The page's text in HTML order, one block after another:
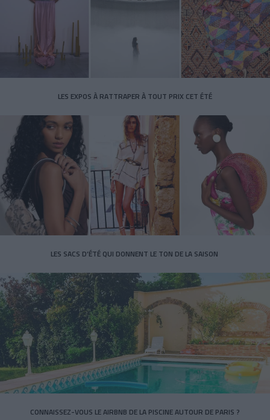
LES EXPOS À RATTRAPER À TOUT PRIX CET ÉTÉ
LES SACS D’ÉTÉ QUI DONNENT LE TON DE LA SAISON
CONNAISSEZ-VOUS LE AIRBNB DE LA PISCINE AUTOUR DE PARIS ?